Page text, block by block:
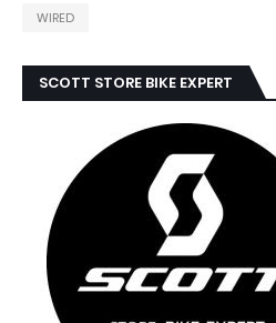
WIRED
SCOTT STORE BIKE EXPERT